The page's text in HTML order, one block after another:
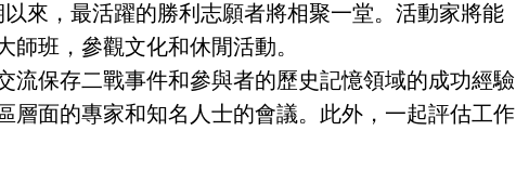
來，最活躍的勝利志願者將相聚一堂。活動家將能
班，參觀文化和休閒活動。
流保存二戰事件和參與者的歷史記憶領域的成功經驗
層面的專家和知名人士的會議。此外，一起評估工作